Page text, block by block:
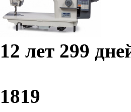
12 лет 299
1819